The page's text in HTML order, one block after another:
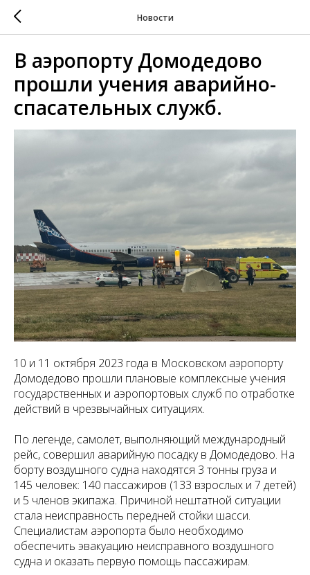
Новости
В аэропорту Домодедово
прошли учения аварийно-
спасательных служб.
10 и 11 октября 2023 года в Московском аэропорту
Домодедово прошли плановые комплексные учения
государственных и аэропортовых служб по отработке
действий в чрезвычайных ситуациях.
По легенде, самолет, выполняющий международный
рейс, совершил аварийную посадку в Домодедово. На
борту воздушного судна находятся 3 тонны груза и
145 человек: 140 пассажиров (133 взрослых и 7 детей)
и 5 членов экипажа. Причиной нештатной ситуации
стала неисправность передней стойки шасси.
Специалистам аэропорта было необходимо
обеспечить эвакуацию неисправного воздушного
судна и оказать первую помощь пассажирам.